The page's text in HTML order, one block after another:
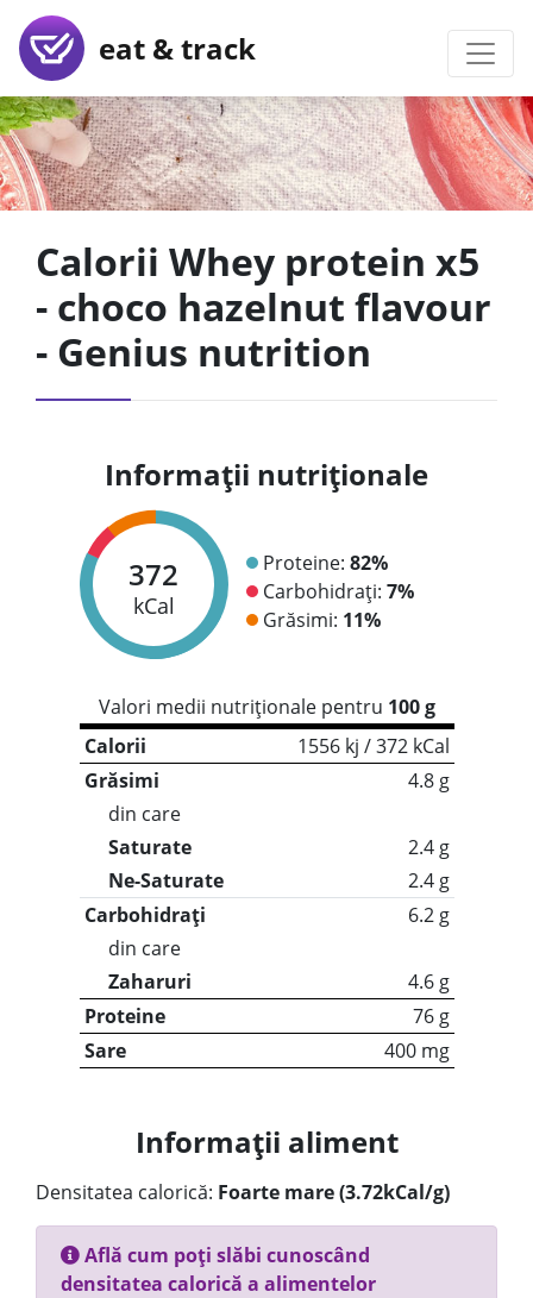
eat & track
Calorii Whey protein x5
- choco hazelnut flavour
- Genius nutrition
Informații nutriționale
372
kCal
Proteine: 82%
Carbohidrați: 7%
Grăsimi: 11%
Valori medii nutriționale pentru 100 g
Calorii
1556 kj / 372 kCal
Grăsimi
4.8 g
din care
Saturate
2.4 g
Ne-Saturate
2.4 g
Carbohidrați
6.2 g
din care
Zaharuri
4.6 g
Proteine
76 g
Sare
400 mg
Informații aliment
Densitatea calorică: Foarte mare (3.72kCal/g)
Află cum poți slăbi cunoscând
densitatea calorică a alimentelor